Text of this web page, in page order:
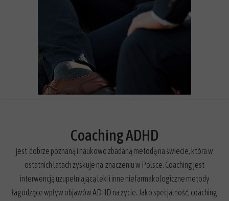
Coaching ADHD
jest dobrze poznaną i naukowo zbadaną metodą na świecie, która w
ostatnich latach zyskuje na znaczeniu w Polsce. Coaching jest
interwencją uzupełniającą leki i inne niefarmakologiczne metody
łagodzące wpływ objawów ADHD na życie. Jako specjalność, coaching